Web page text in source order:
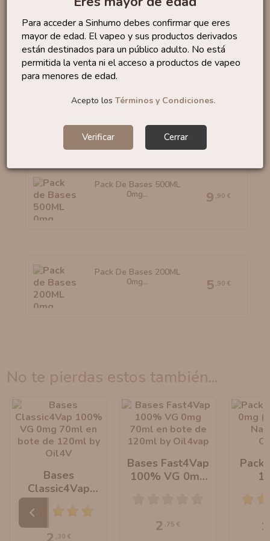
Para acceder a Sinhumo debes confirmar que eres
mayor de edad. El vapeo y sus productos derivados
están destinados para un público adulto. No está
permitida la venta ni el acceso a productos de vapeo
para menores de edad.
Acepto los Términos y Condiciones.
Verificar Cerrar
Bases Fast4Vap 100% VG
0mg...
2,75 €
Pack De Bases 1L 0mg...
Pack De Bases 500ML
0mg...
9 ,90 €
Pack De Bases 200ML
0mg...
5 ,90 €
no te pierdas estos también...
Bases
Classic4Vap
100% VG 0mg
70ml En Bote
De 120ml By
,30 €
Bases Fast4Vap
100% VG 0mg
2 ,75 €
Pack